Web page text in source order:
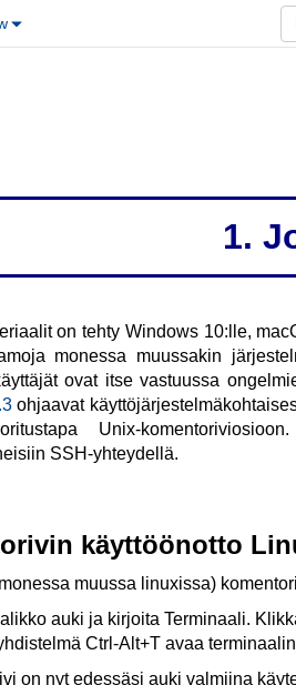
1.
on tehty Windows 10:lle,
monessa muussakin
ovat itse vastuussa
ohjaavat
Unix-
SSH-yhteydellä.
käyttöönotto
muussa linuxissa)
auki ja kirjoita Terminaali.
Ctrl-Alt+T avaa
on nyt edessäsi auki valmiina